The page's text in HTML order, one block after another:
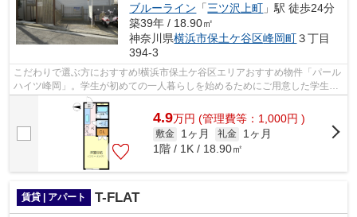
ブルーライン 「三ツ沢上町 」駅 徒歩24分
築39年 / 18.90㎡
神奈川県横浜市保土ケ谷区峰岡町３丁目
394‐3
こだわりで選ぶ方におすすめ!横浜市保土ケ谷区エリアおすすめ物件「パール
ハイツ峰岡」。学生が初めての一人暮らしを始めるためにご用意した学生希
望物件。始めての一人暮らしで料理も...
4.9万円 (管理費等：1,000円 )
敷金 1ヶ月 礼金
1ヶ月
1階 / 1K / 18.90㎡
賃貸 | アパート T-FLAT